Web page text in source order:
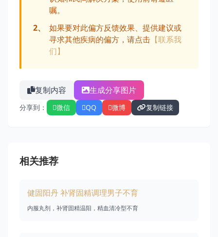
嘱。
2、
如果要对此偏方反馈效果、提供建议或
寻求其他疾病的偏方，请点击 【联系我
们】
复制内容 生成分享图片
分享到： 微信 QQ 微博 复制链接
相关推荐
健固阳丹 补肾固精调理男子不育
内服丸剂，补肾固精温阳，精血清冷型不育